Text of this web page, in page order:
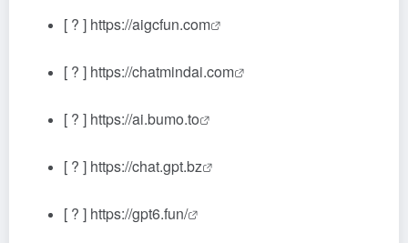
[ ? ] https://aigcfun.com
[ ? ] https://chatmindai.com
[ ? ] https://ai.bumo.to
[ ? ] https://chat.gpt.bz
[ ? ] https://gpt6.fun/